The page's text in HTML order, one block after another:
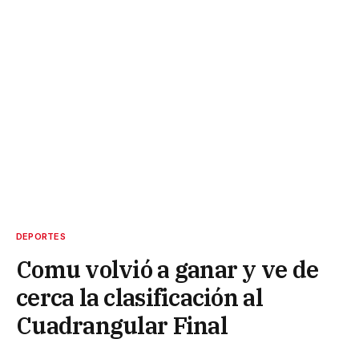
DEPORTES
Comu volvió a ganar y ve de
cerca la clasificación al
Cuadrangular Final